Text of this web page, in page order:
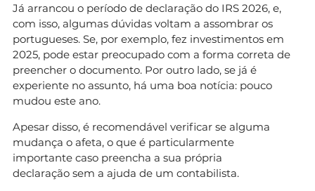
Já arrancou o período de declaração do IRS 2026, e,
com isso, algumas dúvidas voltam a assombrar os
portugueses. Se, por exemplo, fez investimentos em
2025, pode estar preocupado com a forma correta de
preencher o documento. Por outro lado, se já é
experiente no assunto, há uma boa notícia: pouco
mudou este ano.
Apesar disso, é recomendável verificar se alguma
mudança o afeta, o que é particularmente
importante caso preencha a sua própria
declaração sem a ajuda de um contabilista.